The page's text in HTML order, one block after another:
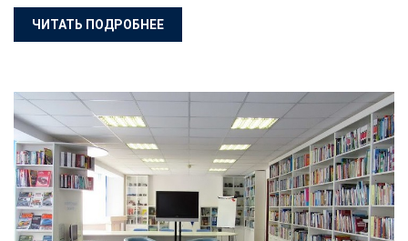
ЧИТАТЬ ПОДРОБНЕЕ